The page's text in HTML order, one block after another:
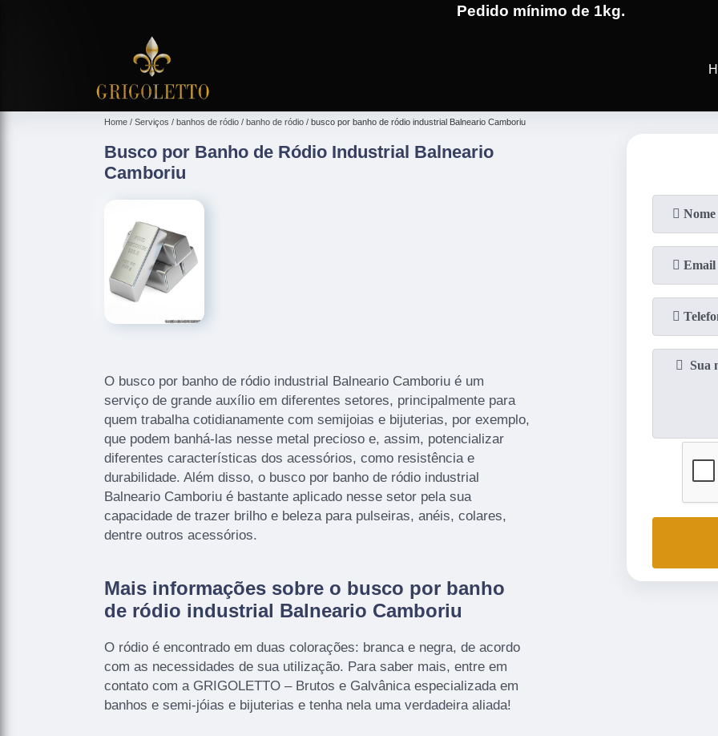
Pedido mínimo de 1kg.
(19)3701-4682
Home Serviços banhos de ródio banho de ródio busco por banho de ródio industrial Balneario Camboriu
Busco por Banho de Ródio Industrial Balneario
Camboriu
O busco por banho de ródio industrial Balneario Camboriu é um
serviço de grande auxílio em diferentes setores, principalmente para
quem trabalha cotidianamente com semijoias e bijuterias, por exemplo,
que podem banhá-las nesse metal precioso e, assim, potencializar
diferentes características dos acessórios, como resistência e
durabilidade. Além disso, o busco por banho de ródio industrial
Balneario Camboriu é bastante aplicado nesse setor pela sua
capacidade de trazer brilho e beleza para pulseiras, anéis, colares,
dentre outros acessórios.
Mais informações sobre o busco por banho
de ródio industrial Balneario Camboriu
O ródio é encontrado em duas colorações: branca e negra, de acordo
com as necessidades de sua utilização. Para saber mais, entre em
contato com a GRIGOLETTO – Brutos e Galvânica especializada em
banhos e semi-jóias e bijuterias e tenha nela uma verdadeira aliada!